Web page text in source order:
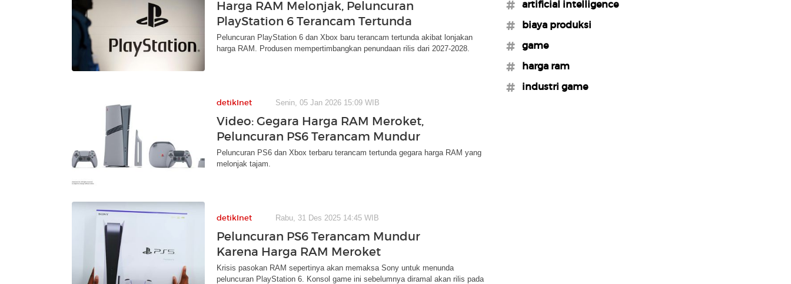
Harga RAM Melonjak, Peluncuran
PlayStation 6 Terancam Tertunda
Peluncuran PlayStation 6 dan Xbox baru terancam tertunda akibat lonjakan
harga RAM. Produsen mempertimbangkan penundaan rilis dari 2027-2028.
detikInet Senin, 05 Jan 2026 15:09 WIB
Video: Gegara Harga RAM Meroket,
Peluncuran PS6 Terancam Mundur
Peluncuran PS6 dan Xbox terbaru terancam tertunda gegara harga RAM yang
melonjak tajam.
detikInet Rabu, 31 Des 2025 14:45 WIB
Peluncuran PS6 Terancam Mundur
Karena Harga RAM Meroket
Krisis pasokan RAM sepertinya akan memaksa Sony untuk menunda
peluncuran PlayStation 6. Konsol game ini sebelumnya diramal akan rilis pada
#artificial intelligence
#biaya produksi
#game
#harga ram
#industri game